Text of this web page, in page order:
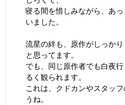
寝る間を惜しみながら、あ
いました。
流星の絆も、原作がしっか
と思ってます。
でも、同じ原作者でも白夜
るく観られます。
これは、クドカンやスタッ
うね。